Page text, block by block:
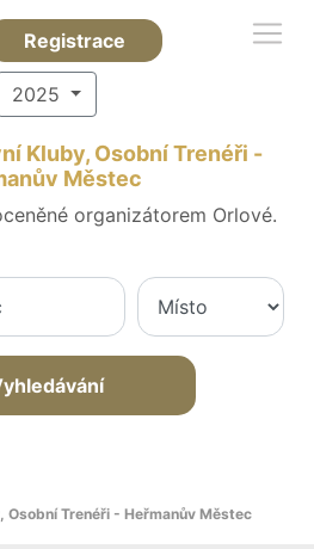
Registrace
2025
Kluby, Osobní Trenéři -
Městec
organizátorem Orlové.
Osobní Trenéři - Heřmanův Městec